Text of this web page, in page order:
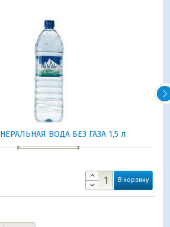
ВОДА БЕЗ ГАЗА 1,5 л
В корзину